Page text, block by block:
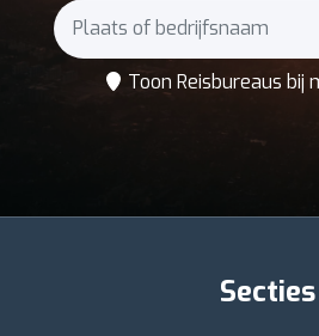
Toon Reisbureaus bij
Secties